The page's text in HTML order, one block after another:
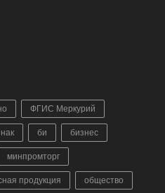
ФГИС Меркурий
би бизнес
минпромторг
продукция общество